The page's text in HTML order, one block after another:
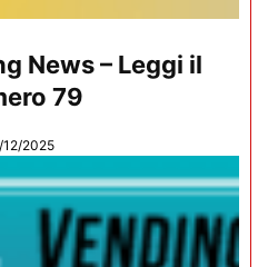
News – Leggi il
79
12/2025